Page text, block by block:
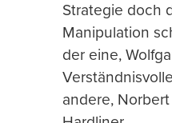
Strategie doch
Manipulation
der eine,
andere,